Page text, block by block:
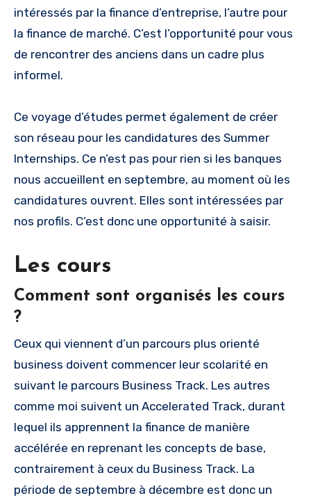
intéressés par la finance d’entreprise, l’autre pour
la finance de marché. C’est l’opportunité pour vous
de rencontrer des anciens dans un cadre plus
informel.
Ce voyage d’études permet également de créer
son réseau pour les candidatures des Summer
Internships. Ce n’est pas pour rien si les banques
nous accueillent en septembre, au moment où les
candidatures ouvrent. Elles sont intéressées par
nos profils. C’est donc une opportunité à saisir.
Les cours
Comment sont organisés les cours
?
Ceux qui viennent d’un parcours plus orienté
business doivent commencer leur scolarité en
suivant le parcours Business Track. Les autres
comme moi suivent un Accelerated Track, durant
lequel ils apprennent la finance de manière
accélérée en reprenant les concepts de base,
contrairement à ceux du Business Track. La
période de septembre à décembre est donc un